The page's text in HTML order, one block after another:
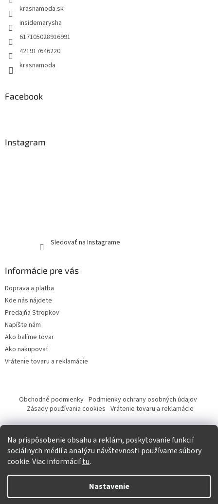
Na prispôsobenie obsahu a reklám, poskytovanie funkcií
sociálnych médií a analýzu návštevnosti používame súbory
cookie. Viac informáciítu.
Nastavenie
krasnamoda.sk
insidemarysha
617105028916991
421917646220
krasnamoda
Facebook
Instagram
Sledovať na Instagrame
Informácie pre vás
Doprava a platba
Kde nás nájdete
Predajňa Stropkov
Napíšte nám
Ako balíme tovar
Ako nakupovať
Vrátenie tovaru a reklamácie
Obchodné podmienky Podmienky ochrany osobných údajov
Zásady používania cookies Vrátenie tovaru a reklamácie
Tvorba eshopu a SEO optimalizácia